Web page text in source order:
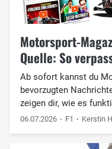
Motorsport-
Quelle: So
Ab sofort kannst du
bevorzugten
zeigen dir, wie es
06.07.2026 F1 Kerstin